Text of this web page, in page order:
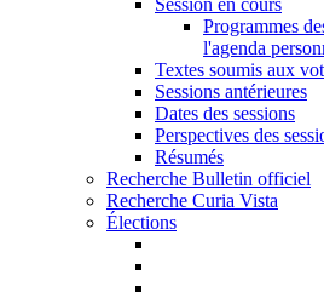
Session en cours
Programmes
l'agenda
Textes soumis aux
Sessions antérieures
Dates des sessions
Perspectives des
Résumés
Recherche Bulletin officiel
Recherche Curia Vista
Élections